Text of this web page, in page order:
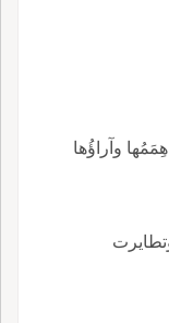
وآراؤُها